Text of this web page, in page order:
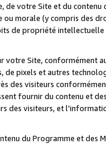
de votre Site et du
morale (y compris des
de propriété
votre Site, conformément
de pixels et autres
des visiteurs
fournir du contenu et
des visiteurs, et
du Programme et des